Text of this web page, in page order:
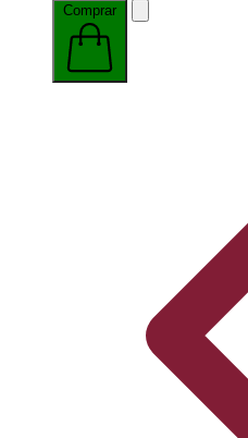
Comprar